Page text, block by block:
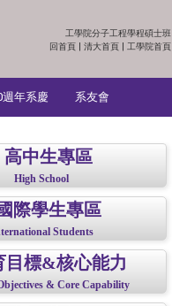
:::
工學院分子工程學程碩士班
回首頁 | 清大首頁 | 工學院首頁
年系慶 系友會
高中生專區
High School
際學生專區
Students
目標&核心能力
& Core Capability